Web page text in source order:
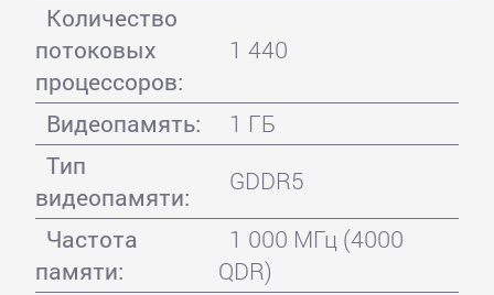
Количество
потоковых
процессоров:
1 440
Видеопамять:
1 ГБ
Тип
видеопамяти:
GDDR5
Частота
памяти:
1 000 МГц (4000
QDR)